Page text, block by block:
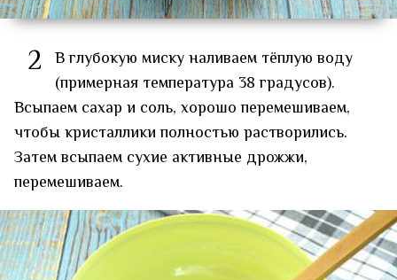
2 В глубокую миску наливаем тёплую воду
(примерная температура 38 градусов).
Всыпаем сахар и соль, хорошо перемешиваем,
чтобы кристаллики полностью растворились.
Затем всыпаем сухие активные дрожжи,
перемешиваем.